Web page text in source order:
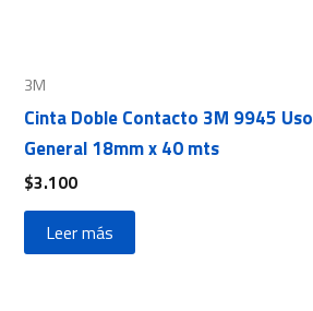
3M
Cinta Doble Contacto 3M 9945 Uso
General 18mm x 40 mts
$3.100
Leer más